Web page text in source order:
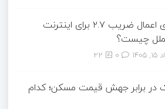
ماجرای اعمال ضریب ۲.۷ برای اینترنت
چیست؟
22
در برابر جهش قیمت مسکن؛ کدام